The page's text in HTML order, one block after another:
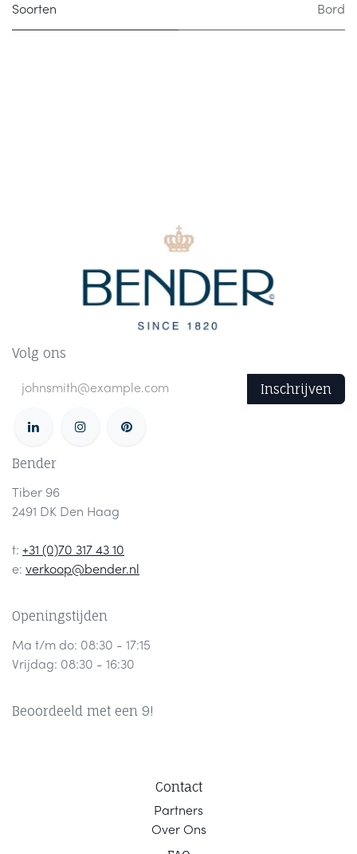
Soorten Bord
Volg ons
Inschrijven
Bender
Tiber 96
2491 DK Den Haag
t: +31 (0)70 317 43 10
e: verkoop@bender.nl
Openingstijden
Ma t/m do: 08:30 - 17:15
Vrijdag: 08:30 - 16:30
Beoordeeld met een 9!
Contact
Partners
Over Ons